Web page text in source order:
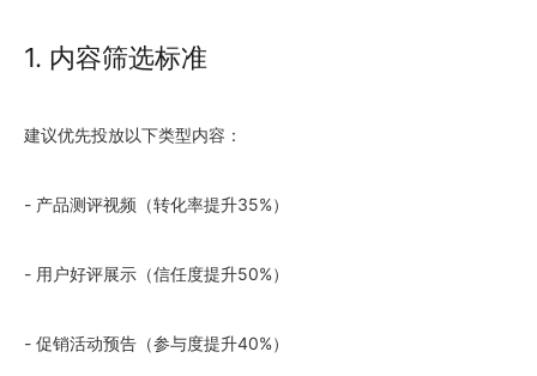
1. 内容筛选标准
建议优先投放以下类型内容：
- 产品测评视频（转化率提升35%）
- 用户好评展示（信任度提升50%）
- 促销活动预告（参与度提升40%）